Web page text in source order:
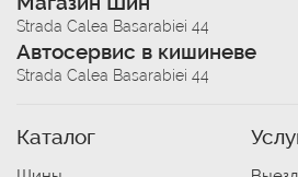
Strada Calea Basarabiei 44
Автосервис в кишиневе
Strada Calea Basarabiei 44
Каталог